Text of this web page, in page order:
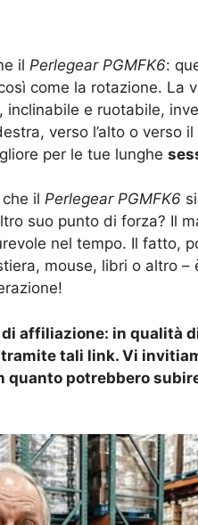
il Perlegear PGMFK6:
come la rotazione. La
inclinabile e ruotabile,
verso l’alto o verso
per le tue lunghe
il Perlegear PGMFK6
suo punto di forza? Il
nel tempo. Il fatto,
mouse, libri o altro
affiliazione: in qualità
tali link. Vi
potrebbero